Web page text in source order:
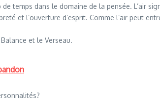
temps dans le domaine de la pensée. L’air
et l’ouverture d’esprit. Comme l’air peut
et le Verseau.